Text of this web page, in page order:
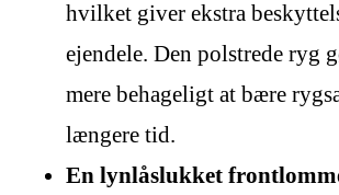
hvilket giver ekstra
ejendele. Den polstrede ryg
mere behageligt at bære
længere tid.
En lynlåslukket